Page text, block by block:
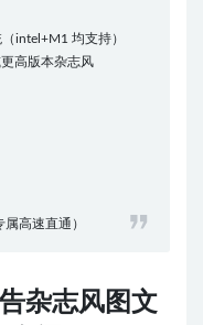
intel+M1 均支持）
高版本杂志风
高速直通）
杂志风图文